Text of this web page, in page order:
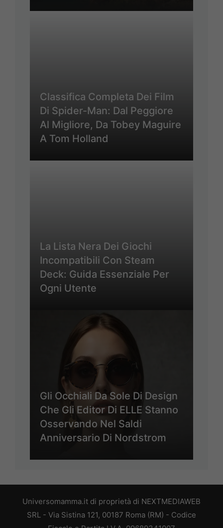
Classifica Completa Dei Film
Di Spider-Man: Dal Peggiore
Al Migliore, Da Tobey Maguire
A Tom Holland
La Lista Nera Dei Giochi
Incompatibili Con Steam
Deck: Guida Essenziale Per
Ogni Utente
Gli Occhiali Da Sole Di Design
Che Gli Editor Di ELLE Stanno
Osservando Nel Saldi
Anniversario Di Nordstrom
Universomamma.it di proprietà di NEXTMEDIAWEB
SRL - Via Sistina 121, 00187 Roma (RM) - Codice